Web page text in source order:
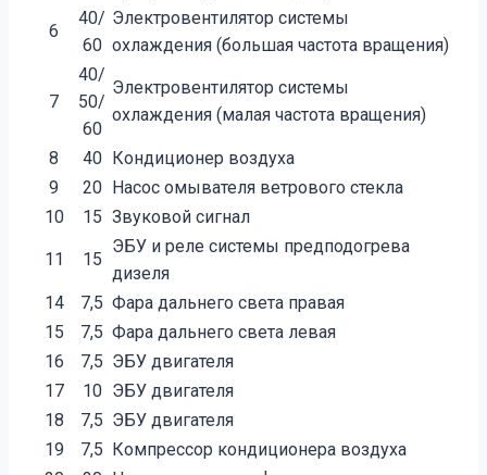
6
40/
60
Электровентилятор системы
охлаждения (большая частота вращения)
7
40/
50/
60
Электровентилятор системы
охлаждения (малая частота вращения)
8 40 Кондиционер воздуха
9
20 Насос омывателя ветрового стекла
10
15 Звуковой сигнал
11 15
ЭБУ и реле системы предподогрева
дизеля
14
7,5 Фара дальнего света правая
15
7,5 Фара дальнего света левая
16
7,5 ЭБУ двигателя
17
10 ЭБУ двигателя
18
7,5 ЭБУ двигателя
19
7,5 Компрессор кондиционера воздуха